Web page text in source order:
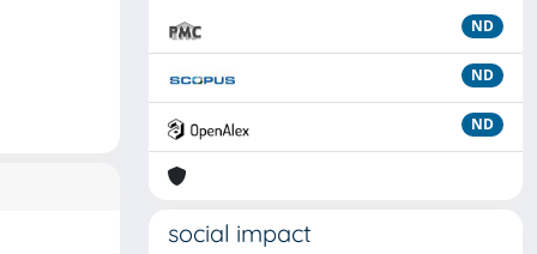
ND
ND
ND
social impact